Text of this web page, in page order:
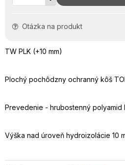
Otázka na produkt
TW PLK (+10 mm)
Plochý pochôdzny ochranný kôš
Prevedenie - hrubostenný polyamid
Výška nad úroveň hydroizolácie 10